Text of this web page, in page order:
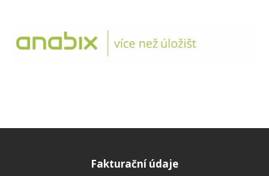
Fakturační údaje